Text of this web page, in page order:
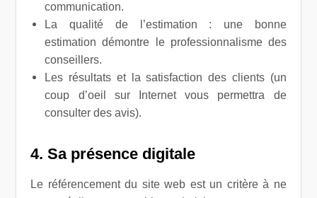
communication.
La qualité de l’estimation : une bonne
estimation démontre le professionnalisme des
conseillers.
Les résultats et la satisfaction des clients (un
coup d’oeil sur Internet vous permettra de
consulter des avis).
4. Sa présence digitale
Le référencement du site web est un critère à ne